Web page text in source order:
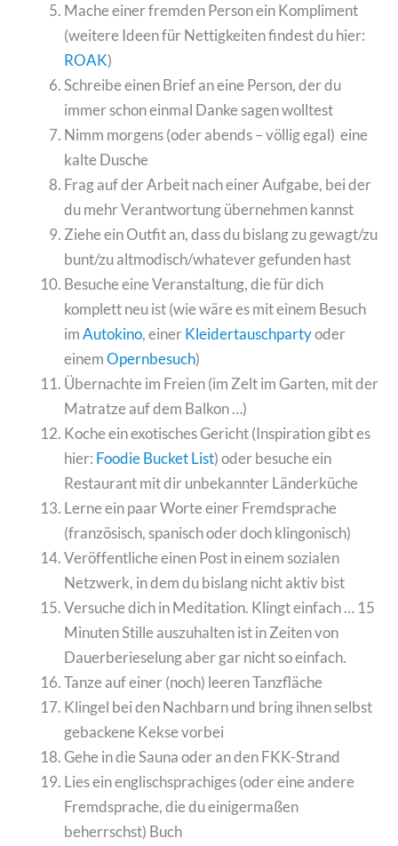
Mache einer fremden Person ein Kompliment
(weitere Ideen für Nettigkeiten findest du hier:
ROAK)
Schreibe einen Brief an eine Person, der du
immer schon einmal Danke sagen wolltest
Nimm morgens (oder abends – völlig egal) eine
kalte Dusche
Frag auf der Arbeit nach einer Aufgabe, bei der
du mehr Verantwortung übernehmen kannst
Ziehe ein Outfit an, dass du bislang zu gewagt/zu
bunt/zu altmodisch/whatever gefunden hast
Besuche eine Veranstaltung, die für dich
komplett neu ist (wie wäre es mit einem Besuch
imAutokino, einerKleidertauschpartyoder
einemOpernbesuch)
Übernachte im Freien (im Zelt im Garten, mit der
Matratze auf dem Balkon …)
Koche ein exotisches Gericht (Inspiration gibt es
hier: Foodie Bucket List) oder besuche ein
Restaurant mit dir unbekannter Länderküche
Lerne ein paar Worte einer Fremdsprache
(französisch, spanisch oder doch klingonisch)
Veröffentliche einen Post in einem sozialen
Netzwerk, in dem du bislang nicht aktiv bist
Versuche dich in Meditation. Klingt einfach … 15
Minuten Stille auszuhalten ist in Zeiten von
Dauerberieselung aber gar nicht so einfach.
Tanze auf einer (noch) leeren Tanzfläche
Klingel bei den Nachbarn und bring ihnen selbst
gebackene Kekse vorbei
Gehe in die Sauna oder an den FKK-Strand
Lies ein englischsprachiges (oder eine andere
Fremdsprache, die du einigermaßen
beherrschst) Buch